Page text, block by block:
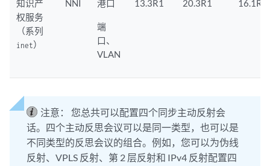
知识产
权服务
（系列
inet）
NNI 港口
端
口、
VLAN
13.3R1 20.3R1 16.1R1
注意：
您总共可以配置四个同步主动反射会
话。四个主动反思会议可以是同一类型，也可以是
不同类型的反思会议的组合。例如，您可以为伪线
反射、VPLS 反射、第 2 层反射和 IPv4 反射配置四